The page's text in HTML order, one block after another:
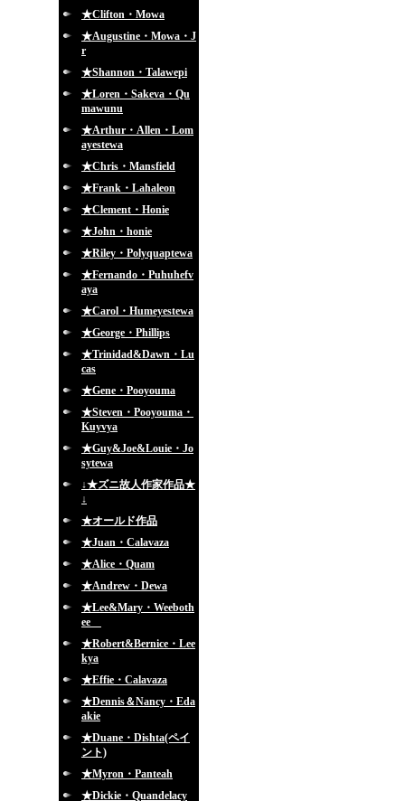
★Clifton・Mowa
★Augustine・Mowa・J
r
★Shannon・Talawepi
★Loren・Sakeva・Qu
mawunu
★Arthur・Allen・Lom
ayestewa
★Chris・Mansfield
★Frank・Lahaleon
★Clement・Honie
★John・honie
★Riley・Polyquaptewa
★Fernando・Puhuhefv
aya
★Carol・Humeyestewa
★George・Phillips
★Trinidad&Dawn・Lu
cas
★Gene・Pooyouma
★Steven・Pooyouma・
Kuyvya
★Guy&Joe&Louie・Jo
sytewa
↓★ズニ故人作家作品★
↓
★オールド作品
★Juan・Calavaza
★Alice・Quam
★Andrew・Dewa
★Lee&Mary・Weeboth
ee
★Robert&Bernice・Lee
kya
★Effie・Calavaza
★Dennis＆Nancy・Eda
akie
★Duane・Dishta(ペイ
ント)
★Myron・Panteah
★Dickie・Quandelacy